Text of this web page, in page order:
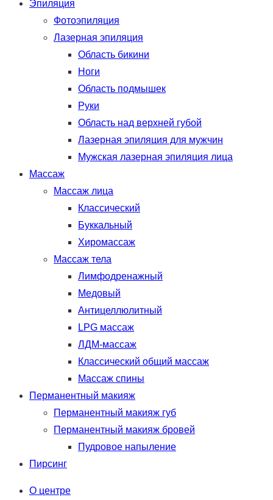
Эпиляция
Фотоэпиляция
Лазерная эпиляция
Область бикини
Ноги
Область подмышек
Руки
Область над верхней губой
Лазерная эпиляция для мужчин
Мужская лазерная эпиляция лица
Массаж
Массаж лица
Классический
Буккальный
Хиромассаж
Массаж тела
Лимфодренажный
Медовый
Антицеллюлитный
LPG массаж
ЛДМ-массаж
Классический общий массаж
Массаж спины
Перманентный макияж
Перманентный макияж губ
Перманентный макияж бровей
Пудровое напыление
Пирсинг
О центре